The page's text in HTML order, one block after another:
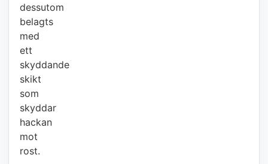
dessutom
belagts
med
ett
skyddande
skikt
som
skyddar
hackan
mot
rost.